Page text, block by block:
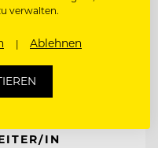
IN
verwalten.
Ablehnen